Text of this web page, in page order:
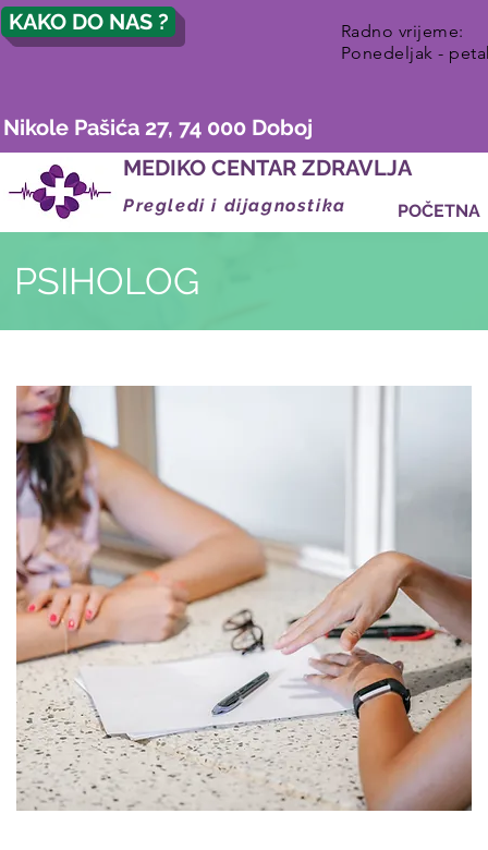
KAKO DO NAS ?
Radno vrijeme:
Ponedeljak -
Nikole Pašića 27, 74 000 Doboj
MEDIKO CENTAR ZDRAVLJA
Pregledi i dijagnostika POČETNA
PSIHOLOG